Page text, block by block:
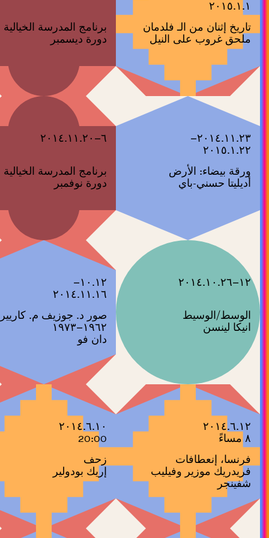
٢٠١٥.١.١
تاريخ إثنان من الـ فلدمان
ملحق غروب على النيل
برنامج المدرسة الخيالية
دورة ديسمبر
٢٠١٤.١١.٢٣–
٢٠١٥.١.٢٢
ورقة بيضاء: الأرض
أديليتا حسني-باي
٦–٢٠١٤.١١.٢٠
برنامج المدرسة الخيالية
دورة نوفمبر
١٢–٢٠١٤.١٠.٢٦
الوسط/الوسيط
انيكا لينسن
١٠.١٢–
٢٠١٤.١١.١٦
‫صور د. جوزيف م. كاريير
١٩٦٢–١٩٧٣ ‬
دان فو
٢٠١٤.٦.١٢
٨ مساءً
فرنسا، إنعطافات
فريدريك موزير وفيليب
شفينجر
٢٠١٤.٦.١٠
20:00
زحف
إريك بودولير